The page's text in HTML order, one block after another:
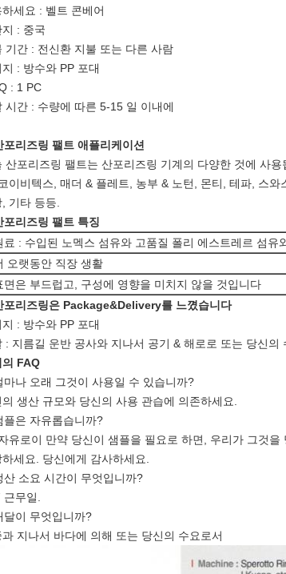
세요 : 벨트 콘베어
: 중국
기간 : 전신환 지불 또는 다른 사람
: 방수와 PP 포대
: 1 PC
시간 : 수량에 따른 5-15 일 이내에
포리즈링 팰트 애플리케이션
산포리즈링 팰트는 산포리즈링 기계의 다양한 것에 사
이비텍스, 매더 & 플레트, 농부 & 노턴, 몬티, 테파, 스
기타 등등.
포리즈링 팰트 특징
료 : 수입된 노멕스 섬유와 고품질 폴리 에스트레르 섬유
오랫동안 직장 생활
면은 부드럽고, 구성에 영향을 미치지 않을 것입니다
포리즈링은 Package&Delivery를 느꼈습니다
: 방수와 PP 포대
: 지름길 운반 공사와 지나서 공기 & 해로로 또는 당신의
의 FAQ
마나 오래 그것이 사용일 수 있습니까?
생산 규모와 당신의 사용 관습에 의존하세요.
플은 자유롭습니까?
유로이 만약 당신이 샘플을 필요로 하면, 우리가 그것
세요. 당신에게 감사하세요.
산 소요 시간이 무엇입니까?
무일.
달이 무엇입니까?
지나서 바다에 의해 또는 당신의 수요로서